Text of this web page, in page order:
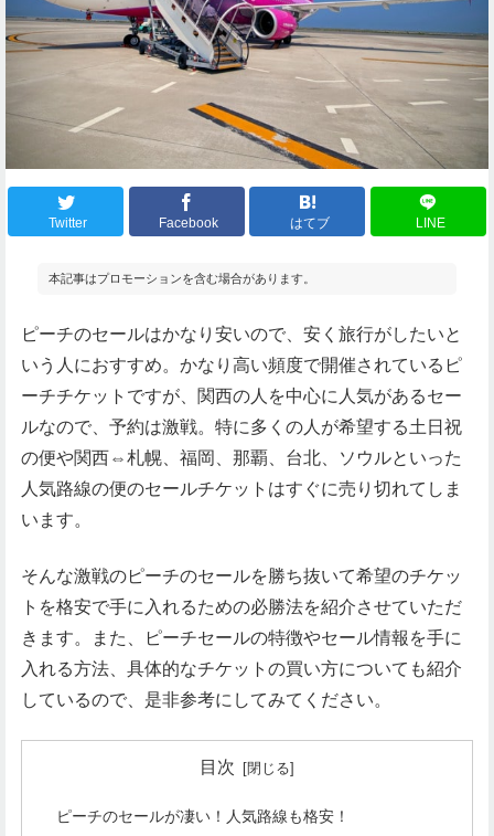
Twitter Facebook はてブ LINE
本記事はプロモーションを含む場合があります。
ピーチのセールはかなり安いので、安く旅行がしたいと
いう人におすすめ。かなり高い頻度で開催されているピ
ーチチケットですが、関西の人を中心に人気があるセー
ルなので、予約は激戦。特に多くの人が希望する土日祝
の便や関西⇔札幌、福岡、那覇、台北、ソウルといった
人気路線の便のセールチケットはすぐに売り切れてしま
います。
そんな激戦のピーチのセールを勝ち抜いて希望のチケッ
トを格安で手に入れるための必勝法を紹介させていただ
きます。また、ピーチセールの特徴やセール情報を手に
入れる方法、具体的なチケットの買い方についても紹介
しているので、是非参考にしてみてください。
目次
ピーチのセールが凄い！人気路線も格安！